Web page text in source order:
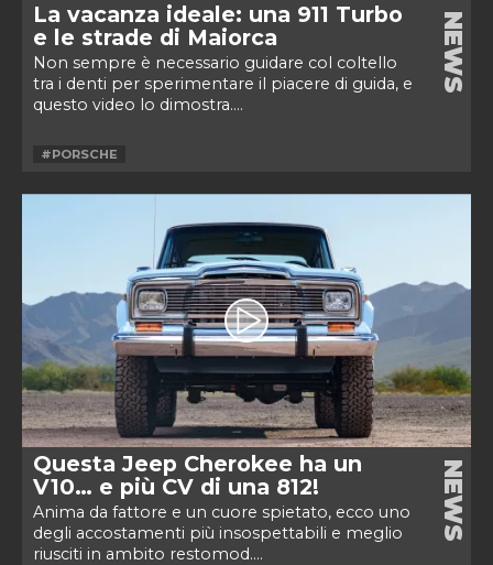
La vacanza ideale: una 911 Turbo
e le strade di Maiorca
Non sempre è necessario guidare col coltello
tra i denti per sperimentare il piacere di guida, e
questo video lo dimostra....
NEWS
#PORSCHE
Questa Jeep Cherokee ha un
V10… e più CV di una 812!
Anima da fattore e un cuore spietato, ecco uno
degli accostamenti più insospettabili e meglio
riusciti in ambito restomod....
NEWS